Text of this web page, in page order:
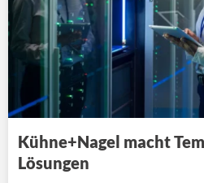
Kühne+Nagel macht
Lösungen